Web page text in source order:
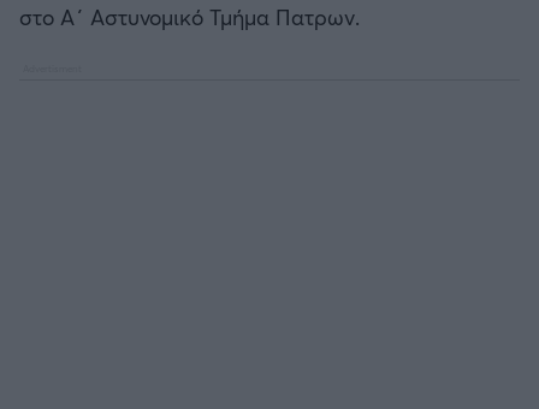
στο Α΄ Αστυνομικό Τμήμα Πατρων.